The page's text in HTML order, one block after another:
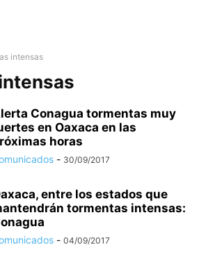
intensas
Conagua tormentas muy
en Oaxaca en las
horas
- 30/09/2017
entre los estados que
tormentas intensas:
- 04/09/2017